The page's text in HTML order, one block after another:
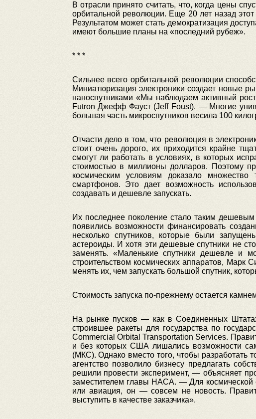
В отрасли принято считать, что, когда цены
орбитальной революции. Еще 20 лет назад
Результатом может стать демократизация
имеют большие планы на «последний рубеж».
* * *
Сильнее всего орбитальной революции
Миниатюризация электроники создает новые
наноспутниками «Мы наблюдаем активный
Futron Джефф Фауст (Jeff Foust). — Многие
большая часть микроспутников весила 100
Отчасти дело в том, что революция в
стоит очень дорого, их приходится крайне
смогут ли работать в условиях, в которых
стоимостью в миллионы долларов. Поэтому
космическим условиям доказало
смартфонов. Это дает возможность
создавать и дешевле запускать.
Их последнее поколение стало таким
появились возможности финансировать
несколько спутников, которые были
астероиды. И хотя эти дешевые спутники не
заменять. «Маленькие спутники дешевле и
строительством космических аппаратов, Марк
менять их, чем запускать большой спутник,
Стоимость запуска по-прежнему остается
На рынке пусков — как в Соединенных
строившее ракеты для государства по
Commercial Orbital Transportation Services.
и без которых США лишались возможности
(МКС). Однако вместо того, чтобы разработать
агентство позволило бизнесу предлагать
решили провести эксперимент, — объясняет
заместителем главы НАСА. — Для космической
или авиация, он — совсем не новость.
выступить в качестве заказчика».